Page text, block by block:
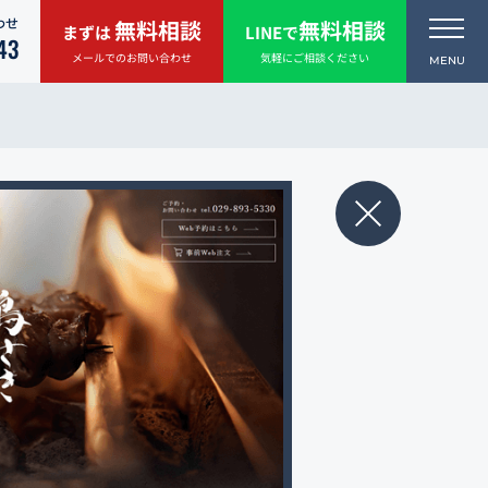
せ まずは無料相談
メールでのお問い合わせ
LINEで無料相談
気軽にご相談ください